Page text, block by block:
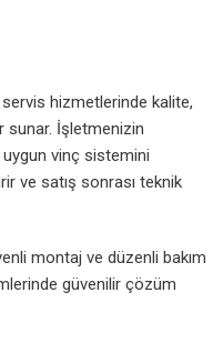
hizmetlerinde kalite,
sunar. İşletmenizin
uygun vinç sistemini
ve satış sonrası teknik
montaj ve düzenli bakım
güvenilir çözüm